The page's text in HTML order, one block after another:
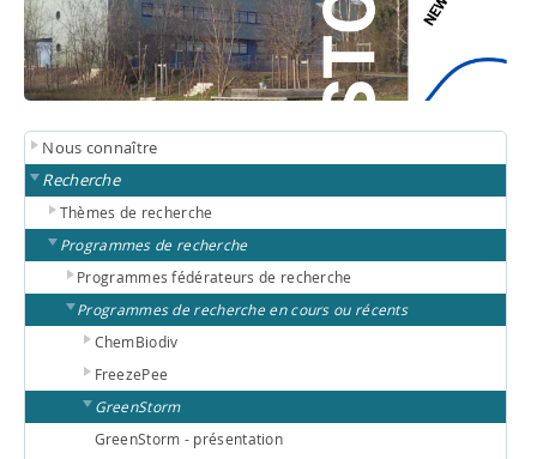
Nous connaître
Recherche
Thèmes de recherche
Programmes de recherche
Programmes fédérateurs de recherche
Programmes de recherche en cours ou récents
ChemBiodiv
FreezePee
GreenStorm
GreenStorm - présentation